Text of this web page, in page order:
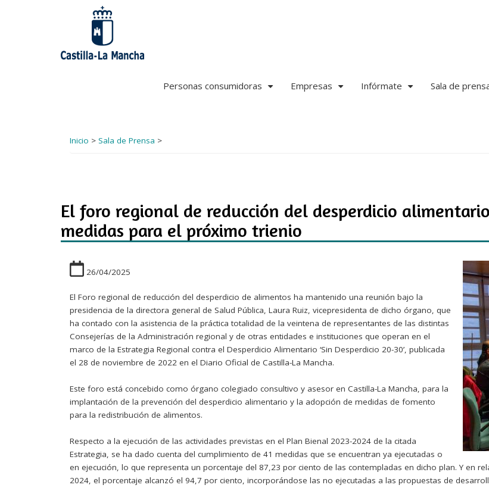
Personas consumidoras Empresas Infórmate Sala de
Inicio > Sala de Prensa >
El foro regional de reducción del desperdicio
medidas para el próximo trienio
26/04/2025
El Foro regional de reducción del desperdicio de alimentos ha mantenido una reunión bajo la
presidencia de la directora general de Salud Pública, Laura Ruiz, vicepresidenta de dicho órgano, que
ha contado con la asistencia de la práctica totalidad de la veintena de representantes de las distintas
Consejerías de la Administración regional y de otras entidades e instituciones que operan en el
marco de la Estrategia Regional contra el Desperdicio Alimentario ‘Sin Desperdicio 20-30’, publicada
el 28 de noviembre de 2022 en el Diario Oficial de Castilla-La Mancha.
Este foro está concebido como órgano colegiado consultivo y asesor en Castilla-La Mancha, para la
implantación de la prevención del desperdicio alimentario y la adopción de medidas de fomento
para la redistribución de alimentos.
Respecto a la ejecución de las actividades previstas en el Plan Bienal 2023-2024 de la citada
Estrategia, se ha dado cuenta del cumplimiento de 41 medidas que se encuentran ya ejecutadas o
en ejecución, lo que representa un porcentaje del 87,23 por ciento de las contempladas en dicho plan. Y en
2024, el porcentaje alcanzó el 94,7 por ciento, incorporándose las no ejecutadas a las propuestas de